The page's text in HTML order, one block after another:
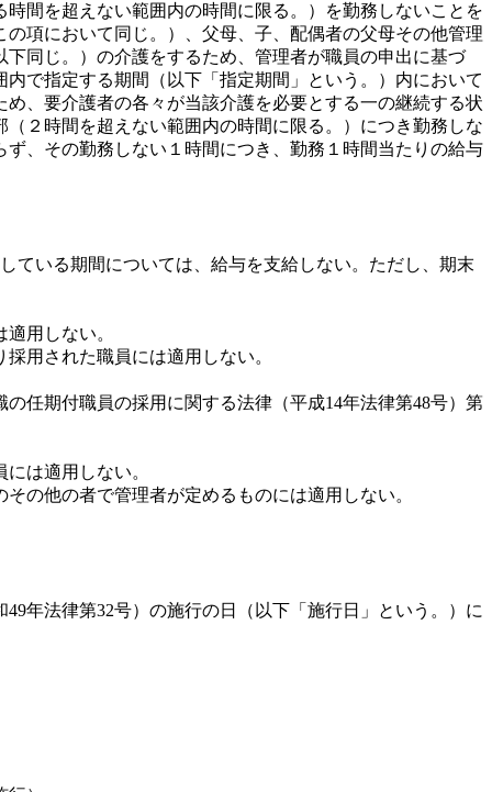
間を超えない範囲内の時間に限る。）を勤務しないことを
項において同じ。）、父母、子、配偶者の父母その他管理
同じ。）の介護をするため、管理者が職員の申出に基づ
で指定する期間（以下「指定期間」という。）内において
、要介護者の各々が当該介護を必要とする一の継続する状
２時間を超えない範囲内の時間に限る。）につき勤務しな
、その勤務しない１時間につき、勤務１時間当たりの給与
いる期間については、給与を支給しない。ただし、期末
用しない。
用された職員には適用しない。
任期付職員の採用に関する法律（平成14年法律第48号）第
は適用しない。
の他の者で管理者が定めるものには適用しない。
年法律第32号）の施行の日（以下「施行日」という。）に